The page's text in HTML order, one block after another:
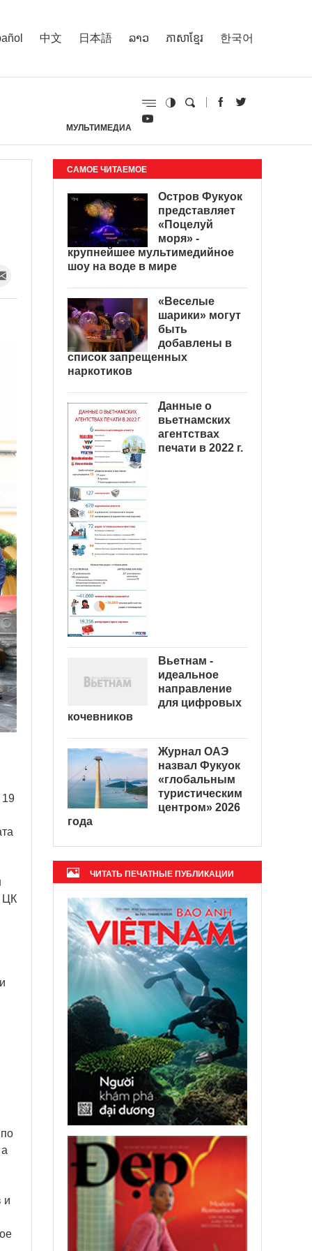
中文 日本語 ລາວ ភាសាខ្មែរ 한국어
МУЛЬТИМЕДИА
19
ЦК
и
САМОЕ ЧИТАЕМОЕ
Остров Фукуок
представляет
«Поцелуй
моря» -
крупнейшее мультимедийное
шоу на воде в мире
«Веселые
шарики» могут
быть
добавлены в
список запрещенных
наркотиков
Данные о
вьетнамских
агентствах
печати в 2022 г.
Вьетнам -
идеальное
направление
для цифровых
кочевников
Журнал ОАЭ
назвал Фукуок
«глобальным
туристическим
центром» 2026
года
ЧИТАТЬ ПЕЧАТНЫЕ ПУБЛИКАЦИИ